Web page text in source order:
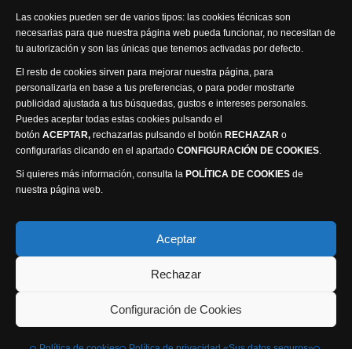
Las cookies pueden ser de varios tipos: las cookies técnicas son
necesarias para que nuestra página web pueda funcionar, no necesitan de
tu autorización y son las únicas que tenemos activadas por defecto.
El resto de cookies sirven para mejorar nuestra página, para
personalizarla en base a tus preferencias, o para poder mostrarte
publicidad ajustada a tus búsquedas, gustos e intereses personales.
Puedes aceptar todas estas cookies pulsando el
botón ACEPTAR, rechazarlas pulsando el botón RECHAZAR o
configurarlas clicando en el apartado CONFIGURACIÓN DE COOKIES.
Si quieres más información, consulta la POLÍTICA DE COOKIES de
nuestra página web.
Aceptar
Rechazar
Configuración de Cookies
Política de privacidad
Política de cookies
Accesibilidad
Compromiso con la protección de datos personales
Visión Seis Televisión © 2014 Parque Empresarial
Ajusa, Calle 1 nº1, Ctra. Ayora - km 2.2, 02006
Albacete, España - Tel.967 240 648